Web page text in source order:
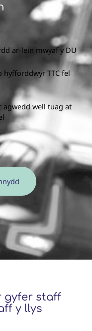
gyfer staff
y llys